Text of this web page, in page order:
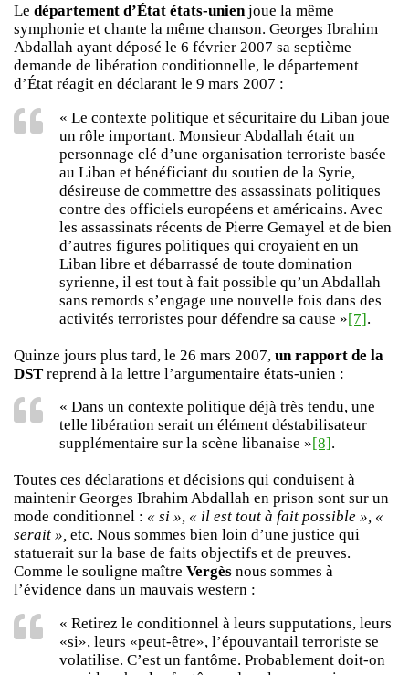
Le département d’État états-unien joue la même
symphonie et chante la même chanson. Georges Ibrahim
Abdallah ayant déposé le 6 février 2007 sa septième
demande de libération conditionnelle, le département
d’État réagit en déclarant le 9 mars 2007 :
« Le contexte politique et sécuritaire du Liban joue
un rôle important. Monsieur Abdallah était un
personnage clé d’une organisation terroriste basée
au Liban et bénéficiant du soutien de la Syrie,
désireuse de commettre des assassinats politiques
contre des officiels européens et américains. Avec
les assassinats récents de Pierre Gemayel et de bien
d’autres figures politiques qui croyaient en un
Liban libre et débarrassé de toute domination
syrienne, il est tout à fait possible qu’un Abdallah
sans remords s’engage une nouvelle fois dans des
activités terroristes pour défendre sa cause »[7].
Quinze jours plus tard, le 26 mars 2007, un rapport de la
DST reprend à la lettre l’argumentaire états-unien :
« Dans un contexte politique déjà très tendu, une
telle libération serait un élément déstabilisateur
supplémentaire sur la scène libanaise »[8] .
Toutes ces déclarations et décisions qui conduisent à
maintenir Georges Ibrahim Abdallah en prison sont sur un
mode conditionnel : « si », « il est tout à fait possible », «
serait », etc. Nous sommes bien loin d’une justice qui
statuerait sur la base de faits objectifs et de preuves.
Comme le souligne maître Vergès nous sommes à
l’évidence dans un mauvais western :
« Retirez le conditionnel à leurs supputations, leurs
«si», leurs «peut-être», l’épouvantail terroriste se
volatilise. C’est un fantôme. Probablement doit-on